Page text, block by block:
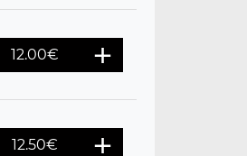
12.00€
12.50€